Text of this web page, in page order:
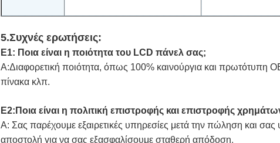
5.Συχνές ερωτήσεις:
Ε1: Ποια είναι η ποιότητα του LCD πάνελ σας;
Α:Διαφορετική ποιότητα, όπως 100% καινούργια και πρωτότυπη
πίνακα κλπ.
Ε2:Ποια είναι η πολιτική επιστροφής και επιστροφής
Α: Σας παρέχουμε εξαιρετικές υπηρεσίες μετά την πώληση και
αποστολή για να σας εξασφαλίσουμε σταθερή απόδοση.